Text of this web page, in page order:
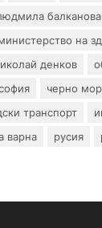
балканова
на
денков
черно
транспорт
варна русия